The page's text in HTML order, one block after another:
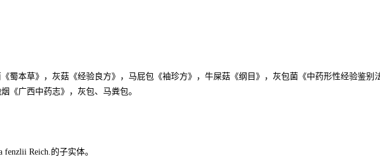
蜀本草》，灰菇《经验良方》，马屁包《袖珍方》，牛屎菇《纲目》，灰包菌《中药形性经验鉴别
《广西中药志》，灰包、马粪包。
fenzlii Reich.的子实体。